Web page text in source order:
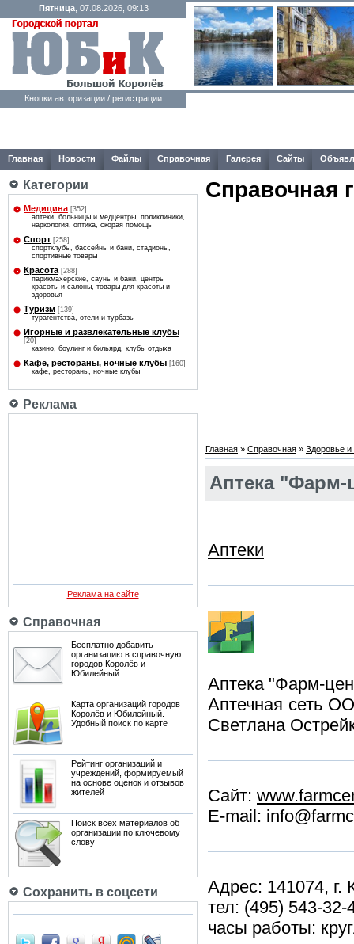
Пятница, 07.08.2026, 09:13
Кнопки авторизации / регистрации
Главная Новости Файлы Справочная Галерея Сайты
Категории
Медицина [352]
аптеки, больницы и медцентры, поликлиники,
наркология, оптика, скорая помощь
Спорт [258]
спортклубы, бассейны и бани, стадионы,
спортивные товары
Красота [288]
парикмахерские, сауны и бани, центры
красоты и салоны, товары для красоты и
здоровья
Туризм [139]
турагентства, отели и турбазы
Игорные и развлекательные клубы
[20]
казино, боулинг и бильярд, клубы отдыха
Кафе, рестораны, ночные клубы [160]
кафе, рестораны, ночные клубы
Реклама
Реклама на сайте
Справочная
Бесплатно добавить
организацию в справочную
городов Королёв и
Юбилейный
Карта организаций городов
Королёв и Юбилейный.
Удобный поиск по карте
Рейтинг организаций и
учреждений, формируемый
на основе оценок и отзывов
жителей
Поиск всех материалов об
организации по ключевому
слову
Сохранить в соцсети
Справочная
Главная » Справочная » Здоровье и
Аптека "Фарм-
Аптеки
Аптека "Фарм-
Аптечная сеть
Светлана
Сайт:
E-mail:
Адрес: 141074, г.
тел: (495) 543-
часы работы: